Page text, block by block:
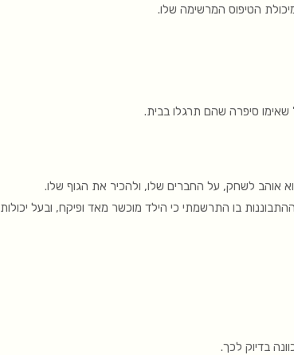
הטיפוס המרשימה שלו.
סיפרה שהם תרגלו בבית.
אוהב לשחק, על החברים שלו, ולהכיר את הגוף שלו.
בו התרשמתי כי הילד מוכשר מאד ופיקח, ובעל יכולות
בדיוק לכך.